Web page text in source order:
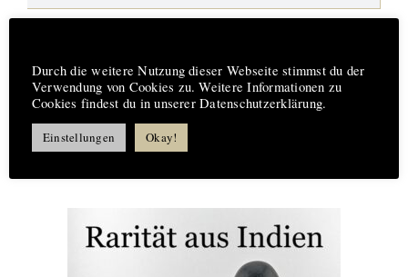
kostenlose Lieferung ab 200 €
Durch die weitere Nutzung dieser Webseite stimmst du der
Verwendung von Cookies zu. Weitere Informationen zu
Cookies findest du in unserer Datenschutzerklärung.
Einstellungen Okay!